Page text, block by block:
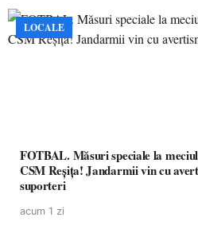
LOCALE
FOTBAL. Măsuri speciale la
CSM Reșița! Jandarmii vin cu
suporteri
acum 1 zi